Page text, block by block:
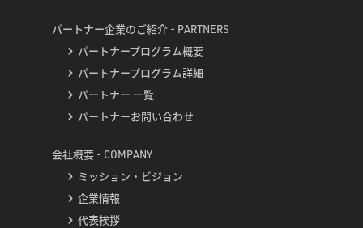
パートナー企業のご紹介 - PARTNERS
パートナープログラム概要
パートナープログラム詳細
パートナー 一覧
パートナーお問い合わせ
会社概要 - COMPANY
ミッション・ビジョン
企業情報
代表挨拶